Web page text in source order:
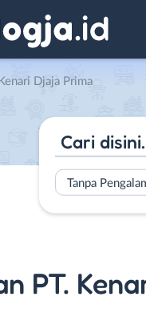
Djaja Prima
Tanpa
PT.